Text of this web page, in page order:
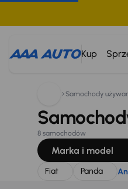
Kup
Szukam:
Samochody
8 samochodów
Marka i model
Fiat Panda